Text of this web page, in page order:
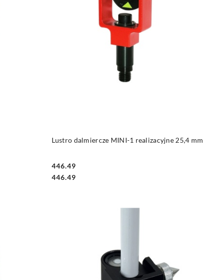
Lustro dalmiercze MINI-1 realizacyjne 25,4 mm
Cena:
446.49
Cena:
446.49